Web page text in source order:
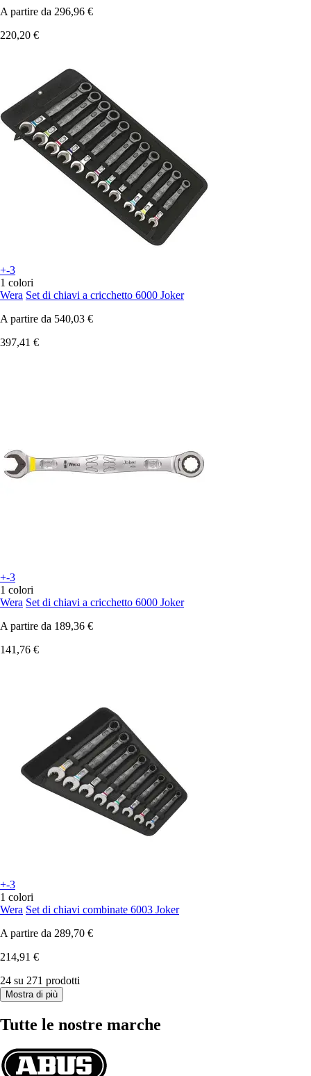
A partire da 296,96 €
220,20 €
+-3
1 colori
Wera Set di chiavi a cricchetto 6000 Joker
A partire da 540,03 €
397,41 €
+-3
1 colori
Wera Set di chiavi a cricchetto 6000 Joker
A partire da 189,36 €
141,76 €
+-3
1 colori
Wera Set di chiavi combinate 6003 Joker
A partire da 289,70 €
214,91 €
24 su 271 prodotti
Mostra di più
Tutte le nostre marche